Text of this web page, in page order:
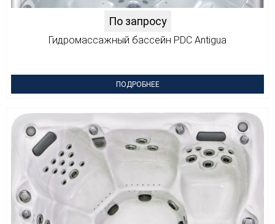
По запросу
Гидромассажный бассейн PDC Antigua
ПОДРОБНЕЕ